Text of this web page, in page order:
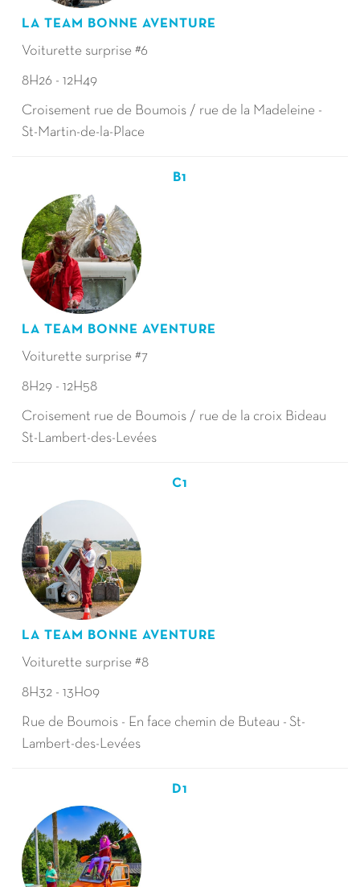
LA TEAM BONNE AVENTURE
Voiturette surprise #6
8H26 - 12H49
Croisement rue de Boumois / rue de la Madeleine -
St-Martin-de-la-Place
B1
LA TEAM BONNE AVENTURE
Voiturette surprise #7
8H29 - 12H58
Croisement rue de Boumois / rue de la croix Bideau
St-Lambert-des-Levées
C1
LA TEAM BONNE AVENTURE
Voiturette surprise #8
8H32 - 13H09
Rue de Boumois - En face chemin de Buteau - St-
Lambert-des-Levées
D1